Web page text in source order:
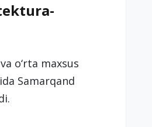
o‘rta maxsus
Samarqand